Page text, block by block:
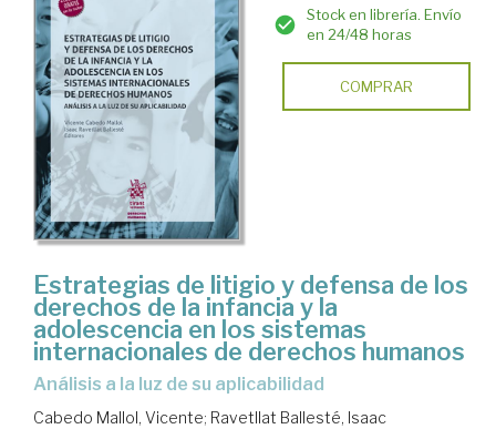
Stock en librería. Envío
en 24/48 horas
COMPRAR
Estrategias de litigio y defensa de los
derechos de la infancia y la
adolescencia en los sistemas
internacionales de derechos humanos
Análisis a la luz de su aplicabilidad
Cabedo Mallol, Vicente; Ravetllat Ballesté, Isaac